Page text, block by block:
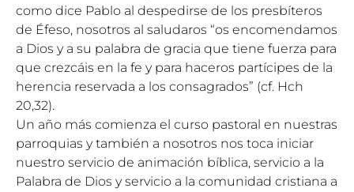
como dice Pablo al despedirse de los presbíteros
de Éfeso, nosotros al saludaros “os encomendamos
a Dios y a su palabra de gracia que tiene fuerza para
que crezcáis en la fe y para haceros partícipes de la
herencia reservada a los consagrados” (cf. Hch
20,32).
Un año más comienza el curso pastoral en nuestras
parroquias y también a nosotros nos toca iniciar
nuestro servicio de animación bíblica, servicio a la
Palabra de Dios y servicio a la comunidad cristiana a